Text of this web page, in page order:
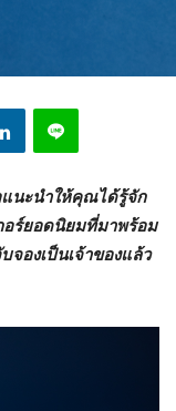
แนะนำให้คุณได้รู้จัก
อร์ยอดนิยมที่มาพร้อม
องเป็นเจ้าของแล้ว